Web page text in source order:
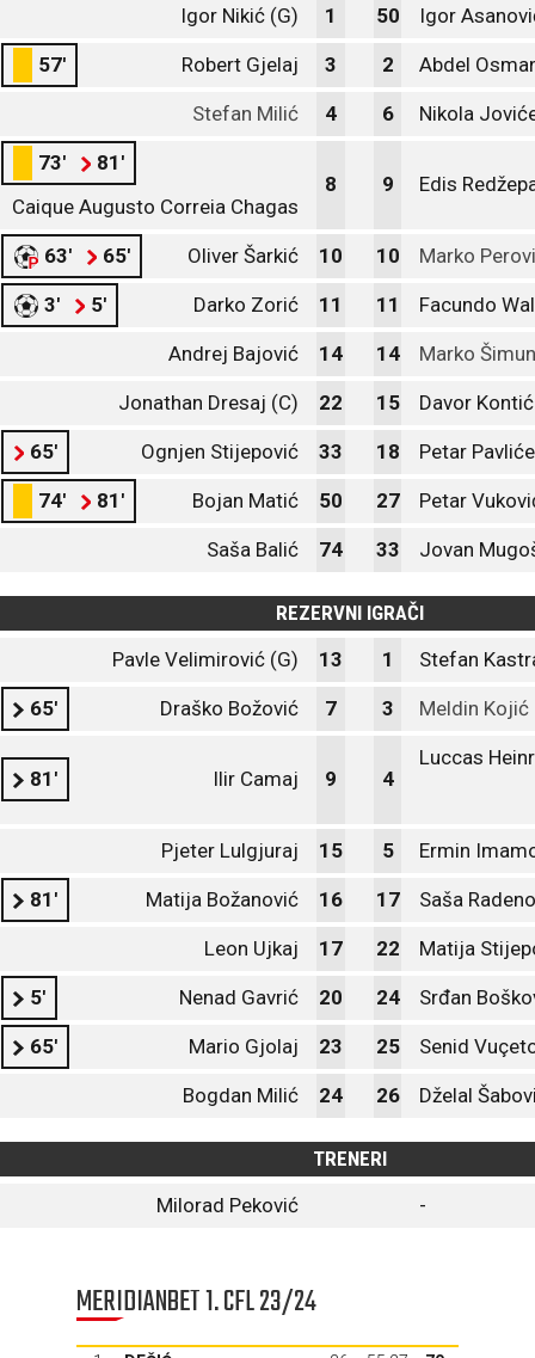
Igor Nikić (G) 1 50 Igor
57' Robert Gjelaj 3 2 Abdel
Stefan Milić 4 6 Nikola
73'
81'
Caique Augusto Correia Chagas
8 9 Edis
63' 65' Oliver Šarkić 10 10 Marko
3' 5' Darko Zorić 11 11 Facundo
Andrej Bajović 14 14 Marko Šimun
Jonathan Dresaj (C) 22 15 Davor Kontić
65' Ognjen Stijepović 33 18 Petar
74' 81' Bojan Matić 50 27 Petar
Saša Balić 74 33 Jovan
REZERVNI IGRAČI
Pavle Velimirović (G)
13 1 Stefan
65' Draško Božović 7 3 Meldin Kojić
81' Ilir Camaj 9 4
Luccas
Pjeter Lulgjuraj 15 5 Ermin
81' Matija Božanović 16 17 Saša
Leon Ujkaj 17 22 Matija
5' Nenad Gavrić 20 24 Srđan
65' Mario Gjolaj 23 25 Senid
Bogdan Milić 24 26 Dželal
TRENERI
Milorad Peković
-
MERIDIANBET 1. CFL 23/24